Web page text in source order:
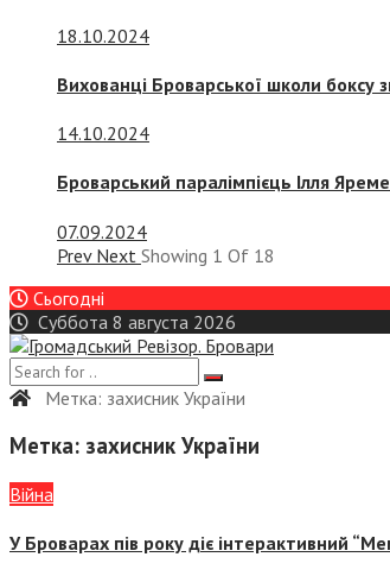
18.10.2024
Вихованці Броварської школи
14.10.2024
Броварський паралімпієць Ілля
07.09.2024
Prev Next Showing 1 Of 18
Сьогодні
Суббота 8 августа 2026
Метка: захисник України
Метка: захисник України
Війна
У Броварах пів року діє інтерактивний